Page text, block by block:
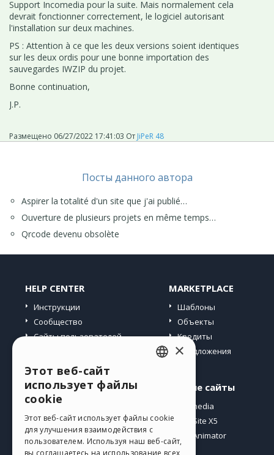
Support Incomedia pour la suite. Mais normalement cela
devrait fonctionner correctement, le logiciel autorisant
l'installation sur deux machines.
PS : Attention à ce que les deux versions soient identiques
sur les deux ordis pour une bonne importation des
sauvegardes IWZIP du projet.
Bonne continuation,
J.P.
Размещено 06/27/2022 17:41:03 От JiPeR 48
Посты данного автора
Aspirer la totalité d'un site que j'ai publié…
Ouverture de plusieurs projets en même temps…
Qrcode devenu obsolète
HELP CENTER
Инструкции
Сообщество
Сайты пользователей
MARKETPLACE
Шаблоны
Объекты
Кредиты
Предложения
Профиль
Мои посты
Мои лицензии
Загрузить
Веб-хостинг
Другие сайты
Incomedia
WebSite X5
WebAnimator
GERMAN
SPANISH
×
Этот веб-сайт
использует файлы
cookie
Этот веб-сайт использует файлы cookie
для улучшения взаимодействия с
пользователем. Используя наш веб-сайт,
вы соглашаетесь на использование всех